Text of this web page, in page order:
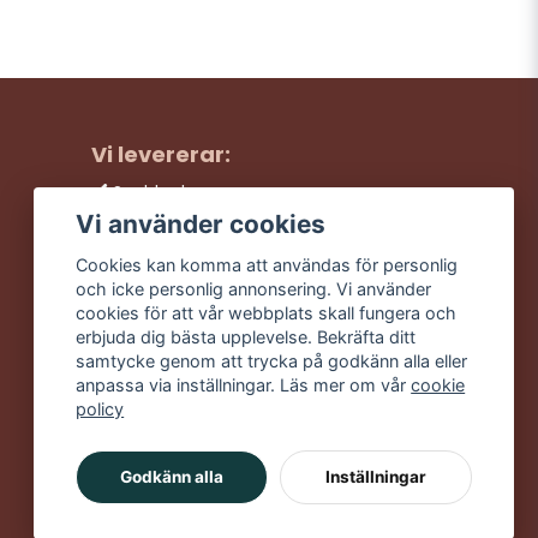
Vi levererar:
Snabba leveranser
Trygga köp
Fri frakt över 499:-
Trevlig kundtjänst
Vi använder cookies
Cookies kan komma att användas för personlig
och icke personlig annonsering. Vi använder
cookies för att vår webbplats skall fungera och
erbjuda dig bästa upplevelse. Bekräfta ditt
samtycke genom att trycka på godkänn alla eller
anpassa via inställningar. Läs mer om vårcookie
policy
Godkänn alla Inställningar